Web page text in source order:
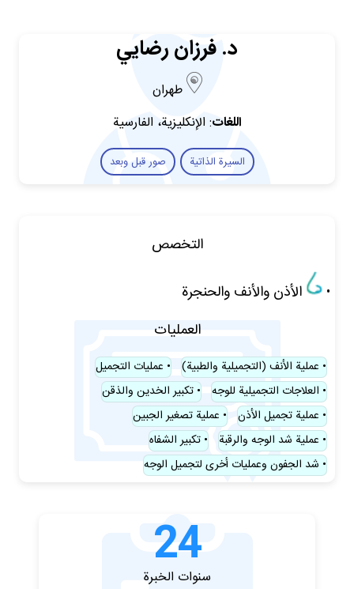
د. فرزان رضايي
طهران
اللغات: الإنكليزية، الفارسية
السيرة الذاتية صور قبل وبعد
التخصص
الأذن والأنف والحنجرة
العمليات
عملية الأنف (التجميلية والطبية)
عمليات التجميل
العلاجات التجميلية للوجه
تكبير الخدين والذقن
عملية تجميل الأذن
عملية تصغير الجبين
عملية شد الوجه والرقبة
تكبير الشفاه
شد الجفون وعمليات أخرى لتجميل الوجه
24
سنوات الخبرة